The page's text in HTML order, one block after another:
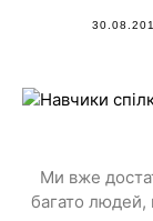
Ми вже
багато